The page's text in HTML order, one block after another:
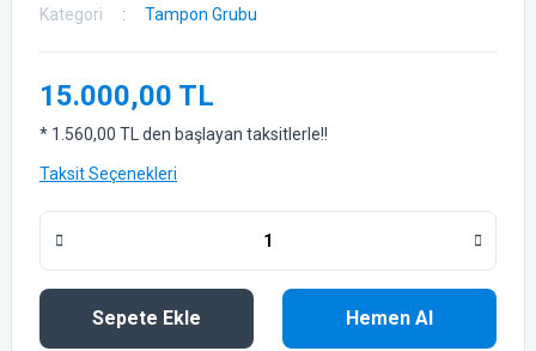
Kategori Tampon Grubu
15.000,00 TL
* 1.560,00 TL den başlayan taksitlerle!!
Taksit Seçenekleri
Sepete Ekle Hemen Al